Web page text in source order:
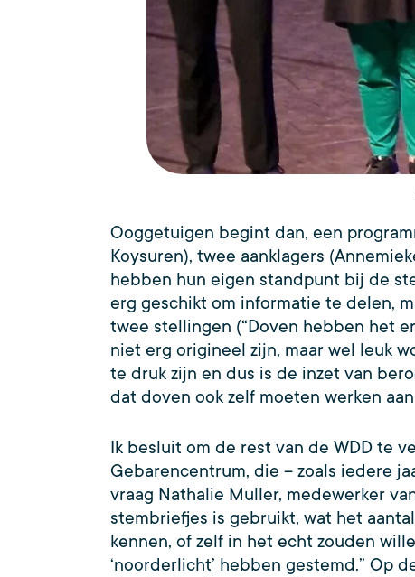
Ooggetuigen begint dan, een
Koysuren), twee aanklagers
hebben hun eigen standpunt bij de
erg geschikt om informatie te delen,
twee stellingen (“Doven hebben het
niet erg origineel zijn, maar wel leuk
te druk zijn en dus is de inzet van
dat doven ook zelf moeten werken
Ik besluit om de rest van de WDD te
Gebarencentrum, die – zoals iedere
vraag Nathalie Muller, medewerker
stembriefjes is gebruikt, wat het
kennen, of zelf in het echt zouden
‘noorderlicht’ hebben gestemd.” Op